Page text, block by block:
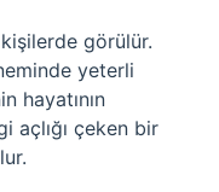
görülür.
yeterli
hayatının
açlığı çeken bir